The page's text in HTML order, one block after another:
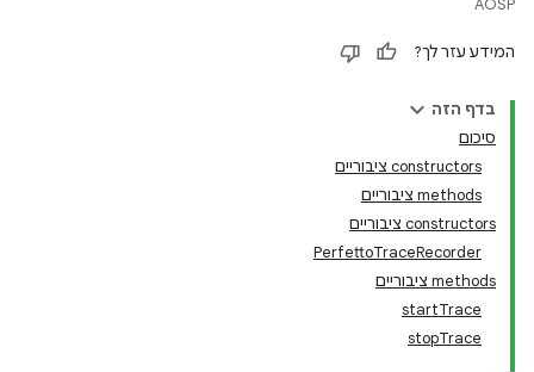
AOSP
המידע עזר לך?
בדף הזה
סיכום
‫constructors ציבוריים
‫methods ציבוריים
‫constructors ציבוריים
PerfettoTraceRecorder
‫methods ציבוריים
startTrace
stopTrace